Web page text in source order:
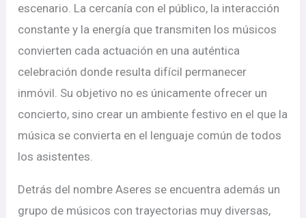
escenario. La cercanía con el público, la interacción
constante y la energía que transmiten los músicos
convierten cada actuación en una auténtica
celebración donde resulta difícil permanecer
inmóvil. Su objetivo no es únicamente ofrecer un
concierto, sino crear un ambiente festivo en el que la
música se convierta en el lenguaje común de todos
los asistentes.
Detrás del nombre Aseres se encuentra además un
grupo de músicos con trayectorias muy diversas,